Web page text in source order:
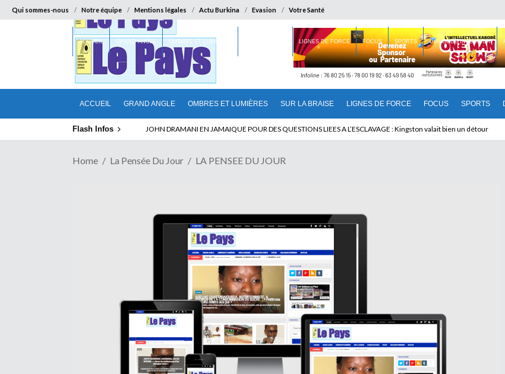
Qui sommes-nous Notre équipe Mentions légales Actu Burkina Evasion Votre Santé
ACCUEIL GRAND ANGLE OMBRES ET LUMIÈRES SUR LA BRAISE LIGNES DE FORCE FOCUS SPORTS
ACCUEIL GRAND ANGLE OMBRES ET LUMIÈRES LIGNES DE FORCE FOCUS SPORTS DIALOGUE INTERIEUR
Flash Infos ABSENCE PROLONGEE DE PAUL BIYA DU CAMEROUN : Qui pilote le Cameroun ?
Home La Pensée Du Jour LA PENSEE DU JOUR